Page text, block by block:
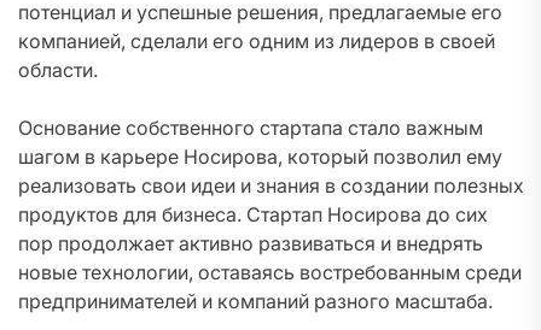
потенциал и успешные решения, предлагаемые его
компанией, сделали его одним из лидеров в своей
области.
Основание собственного стартапа стало важным
шагом в карьере Носирова, который позволил ему
реализовать свои идеи и знания в создании полезных
продуктов для бизнеса. Стартап Носирова до сих
пор продолжает активно развиваться и внедрять
новые технологии, оставаясь востребованным среди
предпринимателей и компаний разного масштаба.